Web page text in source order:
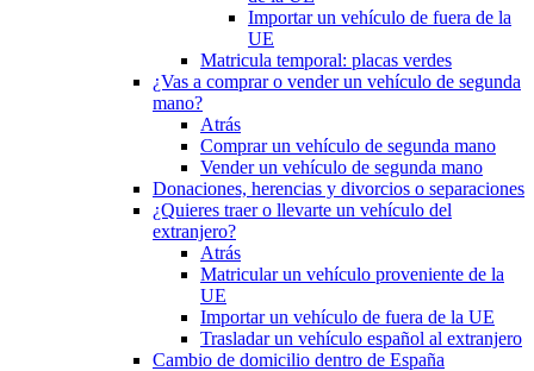
Importar un vehículo de fuera de la
UE
Matricula temporal: placas verdes
¿Vas a comprar o vender un vehículo de segunda
mano?
Atrás
Comprar un vehículo de segunda mano
Vender un vehículo de segunda mano
Donaciones, herencias y divorcios o separaciones
¿Quieres traer o llevarte un vehículo del
extranjero?
Atrás
Matricular un vehículo proveniente de la
UE
Importar un vehículo de fuera de la UE
Trasladar un vehículo español al extranjero
Cambio de domicilio dentro de España